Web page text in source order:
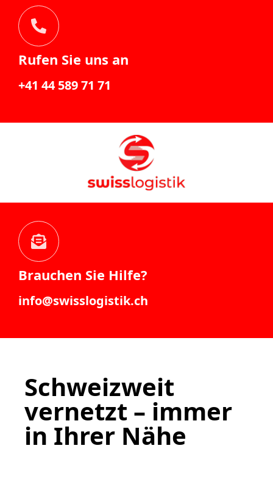
Rufen Sie uns an
+41 44 589 71 71
Brauchen Sie Hilfe?
info@swisslogistik.ch
Schweizweit
vernetzt – immer
in Ihrer Nähe